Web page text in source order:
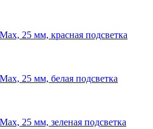
25 мм, красная подсветка
25 мм, белая подсветка
25 мм, зеленая подсветка